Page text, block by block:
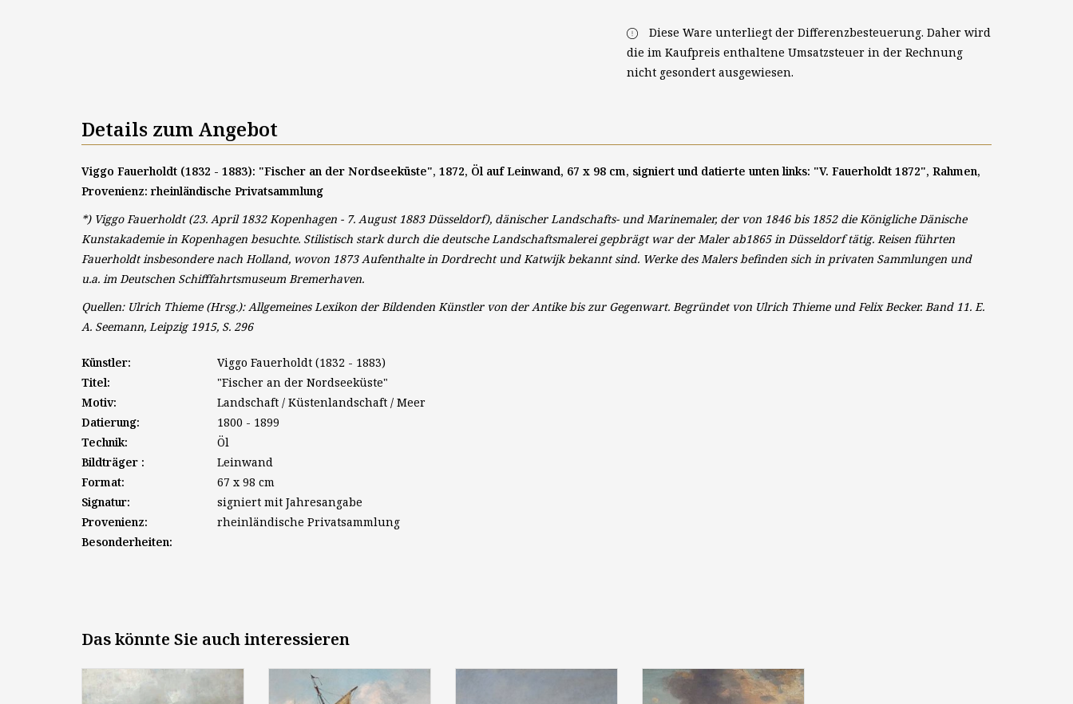
Diese Ware unterliegt der Differenzbesteuerung. Daher wird
die im Kaufpreis enthaltene Umsatzsteuer in der Rechnung
nicht gesondert ausgewiesen.
Details zum Angebot
Viggo Fauerholdt (1832 - 1883): "Fischer an der Nordseeküste", 1872, Öl auf Leinwand, 67 x 98 cm, signiert und datierte unten links: "V. Fauerholdt 1872", Rahmen,
Provenienz: rheinländische Privatsammlung
*) Viggo Fauerholdt (23. April 1832 Kopenhagen - 7. August 1883 Düsseldorf), dänischer Landschafts- und Marinemaler, der von 1846 bis 1852 die Königliche Dänische
Kunstakademie in Kopenhagen besuchte. Stilistisch stark durch die deutsche Landschaftsmalerei gepbrägt war der Maler ab1865 in Düsseldorf tätig. Reisen führten
Fauerholdt insbesondere nach Holland, wovon 1873 Aufenthalte in Dordrecht und Katwijk bekannt sind. Werke des Malers befinden sich in privaten Sammlungen und
u.a. im Deutschen Schifffahrtsmuseum Bremerhaven.
Quellen: Ulrich Thieme (Hrsg.): Allgemeines Lexikon der Bildenden Künstler von der Antike bis zur Gegenwart. Begründet von Ulrich Thieme und Felix Becker. Band 11. E.
A. Seemann, Leipzig 1915, S. 296
Künstler:
Viggo Fauerholdt (1832 - 1883)
Titel:
"Fischer an der Nordseeküste"
Motiv:
Landschaft / Küstenlandschaft / Meer
Datierung:
1800 - 1899
Technik:
Öl
Bildträger :
Leinwand
Format:
67 x 98 cm
Signatur:
signiert mit Jahresangabe
Provenienz:
rheinländische Privatsammlung
Besonderheiten:
Das könnte Sie auch interessieren
Heinrich Hartung III. (1851 -
1919): "Heimkehrende
A. Villon (Maler des 19.
Jahrhunderts): "Marine bei
Joseph Wilhelm Pero (1808 -
1862): "Fischerboote auf hoher